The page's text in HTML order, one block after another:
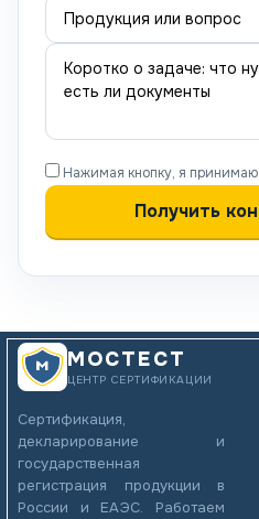
Нажимая кнопку, я принимаю
МОСТЕСТ
ЦЕНТР СЕРТИФИКАЦИИ
Сертификация,
декларирование и
государственная
регистрация продукции в
России и ЕАЭС. Работаем